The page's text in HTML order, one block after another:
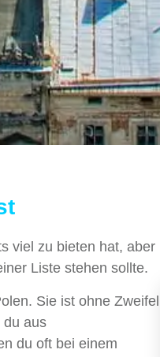
viel zu bieten hat, aber
Liste stehen sollte.
Sie ist ohne Zweifel
du aus
du oft bei einem